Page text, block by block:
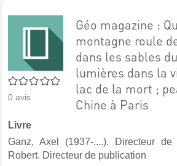
0/5
0 avis
Géo magazine :
montagne roule
dans les sables
lumières dans la
lac de la mort ;
Chine à Paris
Livre
Ganz, Axel (1937-....). Directeur de
Robert. Directeur de publication